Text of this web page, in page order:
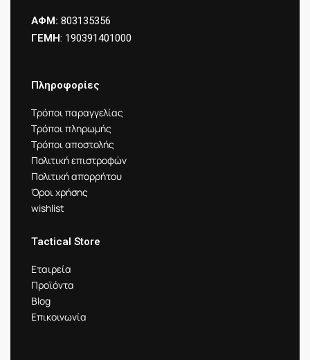
ΑΦΜ: 803135356
ΓΕΜΗ: 190391401000
Πληροφορίες
Τρόποι παραγγελίας
Τρόποι πληρωμής
Τρόποι αποστολής
Πολιτική επιστροφών
Πολιτική απορρήτου
Όροι χρήσης
wishlist
Tactical Store
Εταιρεία
Προϊόντα
Blog
Επικοινωνία